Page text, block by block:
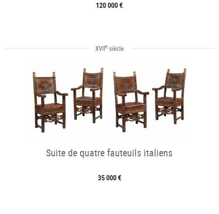
120 000 €
XVIIesiècle
Suite de quatre fauteuils italiens
35 000 €